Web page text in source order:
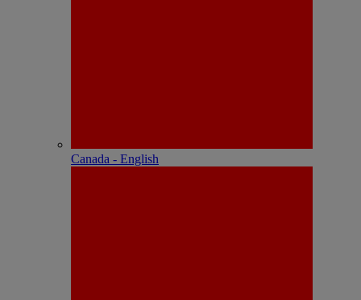
Canada - English